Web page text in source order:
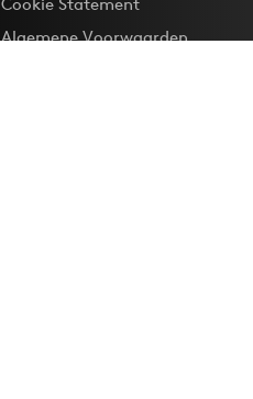
Algemene Voorwaarden